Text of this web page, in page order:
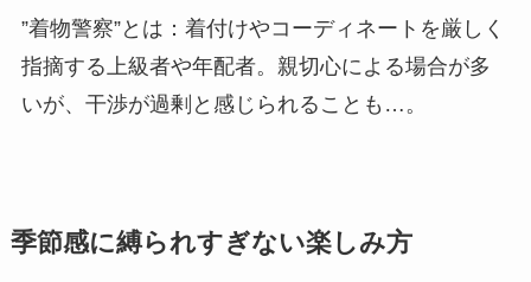
”着物警察”とは：着付けやコーディネートを厳しく
指摘する上級者や年配者。親切心による場合が多
いが、干渉が過剰と感じられることも…。
季節感に縛られすぎない楽しみ方